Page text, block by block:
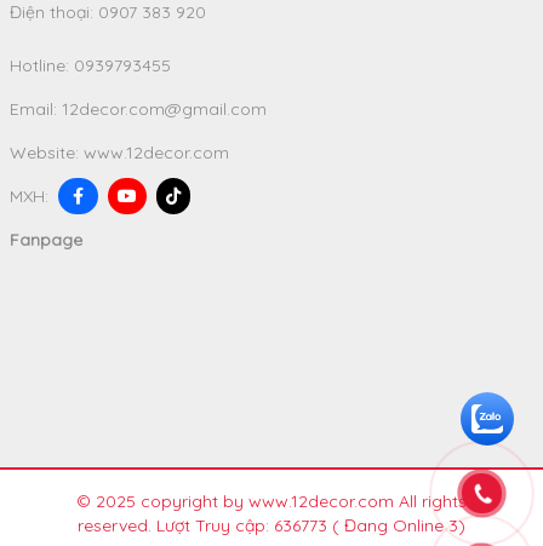
Điện thoại: 0907 383 920
Hotline: 0939793455
Email: 12decor.com@gmail.com
Website: www.12decor.com
MXH:
Fanpage
© 2025 copyright by www.12decor.com All rights
reserved. Lượt Truy cập: 636773 ( Đang Online 3)